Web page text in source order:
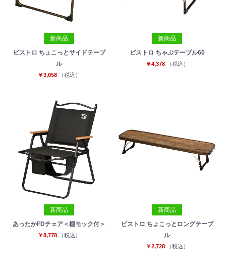
新商品
ビストロ ちょこっとサイドテーブ
ル
￥3,058 （税込）
新商品
ビストロ ちゃぶテーブル60
￥4,378 （税込）
新商品
あったかFDチェア＜棚モック付＞
￥8,778 （税込）
新商品
ビストロ ちょこっとロングテーブ
ル
￥2,728 （税込）